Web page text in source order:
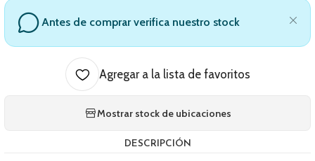
Antes de comprar verifica nuestro stock
Agregar a la lista de favoritos
Mostrar stock de ubicaciones
DESCRIPCIÓN